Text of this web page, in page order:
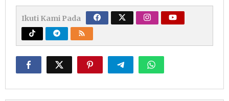
Ikuti Kami Pada